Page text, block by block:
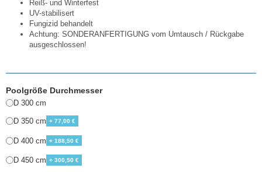
Reiß- und Winterfest
UV-stabilisert
Fungizid behandelt
Achtung: SONDERANFERTIGUNG vom Umtausch / Rückgabe
ausgeschlossen!
Poolgröße Durchmesser
D 300 cm
D 350 cm + 77,00 €
D 400 cm + 188,50 €
D 450 cm + 300,50 €